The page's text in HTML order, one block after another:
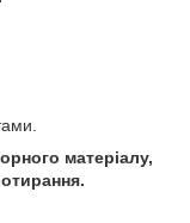
матеріалу,